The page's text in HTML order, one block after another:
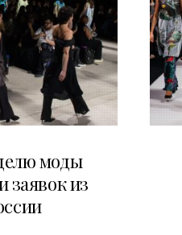
моды
заявок из